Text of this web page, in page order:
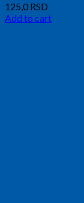
125,0 RSD
Add to cart